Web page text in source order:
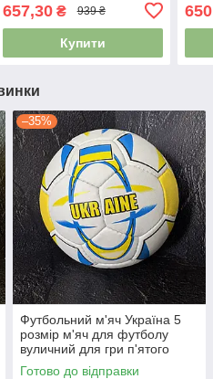
657,30₴ 939 ₴
Купити
–35%
Футбольний м'яч Україна 5
розмір м'яч для футболу
вуличний для гри п'ятого
розміру зшитий FB-848
Готово до відправки